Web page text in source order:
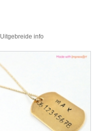
Uitgebreide info